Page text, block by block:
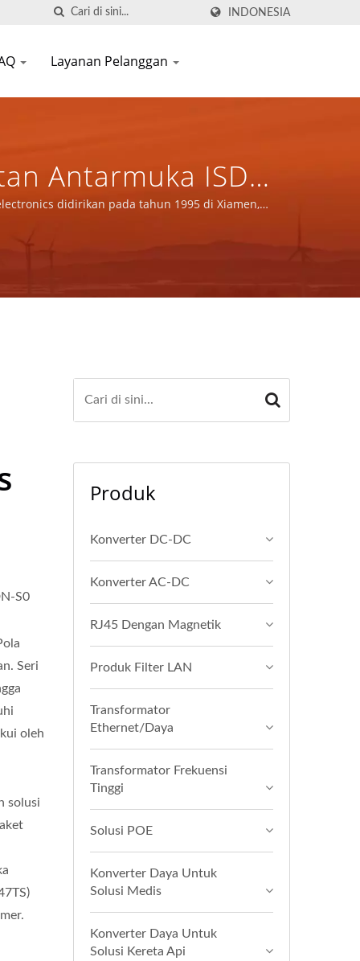
INDONESIA
Layanan Pelanggan
Antarmuka ISDN-
Magnetik
didirikan pada tahun 1995 di Xiamen,
S0
Seri
oleh
solusi
Produk
Konverter DC-DC
Konverter AC-DC
RJ45 Dengan Magnetik
Produk Filter LAN
Transformator
Ethernet/Daya
Transformator Frekuensi
Tinggi
Solusi POE
Konverter Daya Untuk
Solusi Medis
Konverter Daya Untuk
Solusi Kereta Api